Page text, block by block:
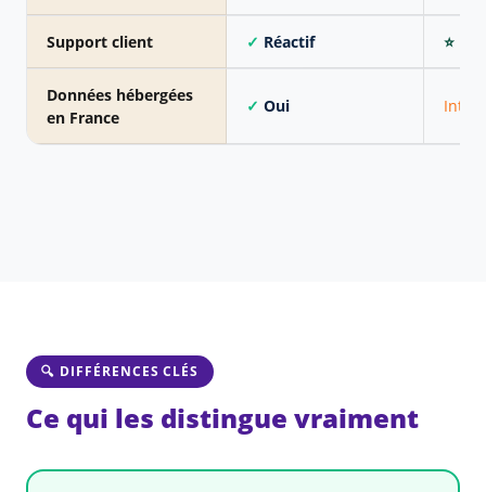
Support client ✓ Réactif ⭐
Données hébergées
en France
✓ Oui
🔍 DIFFÉRENCES CLÉS
Ce qui les distingue vraiment